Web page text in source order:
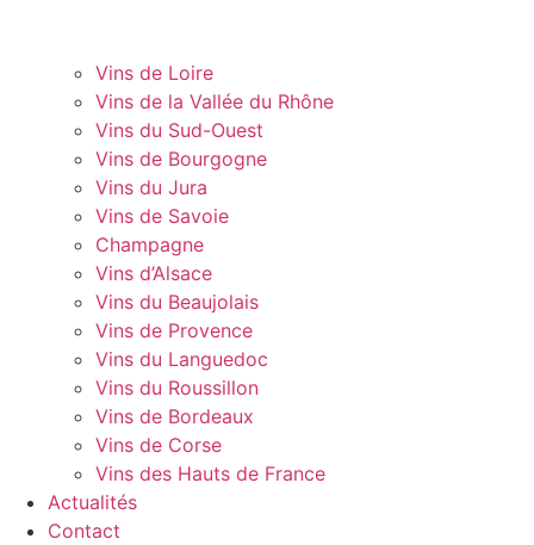
Vins de Loire
Vins de la Vallée du Rhône
Vins du Sud-Ouest
Vins de Bourgogne
Vins du Jura
Vins de Savoie
Champagne
Vins d’Alsace
Vins du Beaujolais
Vins de Provence
Vins du Languedoc
Vins du Roussillon
Vins de Bordeaux
Vins de Corse
Vins des Hauts de France
Actualités
Contact